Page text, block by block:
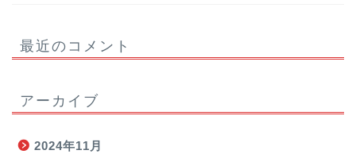
最近のコメント
アーカイブ
2024年11月